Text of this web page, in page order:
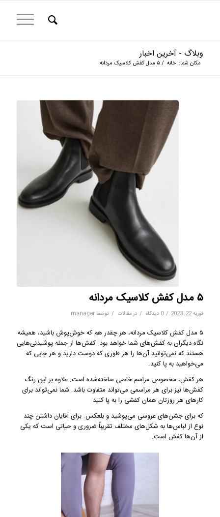
وبلاگ - آخرین اخبار
مکان شما: خانه /۵ مدل کفش کلاسیک مردانه
۵ مدل کفش کلاسیک مردانه
فوریه 22, 2023 / 0 دیدگاه / درمقالات / توسط manager
۵ مدل کفش کلاسیک مردانه، هر چقدر هم که خوش‌پوش باشید، همیشه
نگاه دیگران به کفش‌های شما خواهد بود. کفش‌ها از جمله پوشیدنی‌هایی
هستند که نمی‌توانید آن‌ها را هر طوری که دوست دارید و هر جایی که
می‌خواهید به پا کنید.
هر کفش، مخصوص مراسم خاصی ساخته‌شده است. علاوه بر این رنگ
کفش‌ها نیز برای هر مراسمی می‌تواند متفاوت باشد. شما نمی‌تواند برای
کارهای هر روزتان همان کفشی را به پا کنید
که برای جشن‌های عروسی می‌پوشید و بلعکس. برای آقایان داشتن چند
نوع از لباس‌ها به شکل‌های مختلف تقریباً ضروری و حیاتی است که یکی
از آن‌ها کفش است.